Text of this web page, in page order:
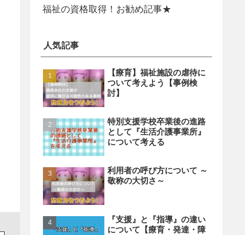
福祉の資格取得！お勧め記事★
人気記事
【療育】福祉施設の虐待に
ついて考えよう【事例検
討】
特別支援学校卒業後の進路
として『生活介護事業所』
について考える
利用者の呼び方について ～
敬称の大切さ～
『支援』と『指導』の違い
について【療育・発達・障